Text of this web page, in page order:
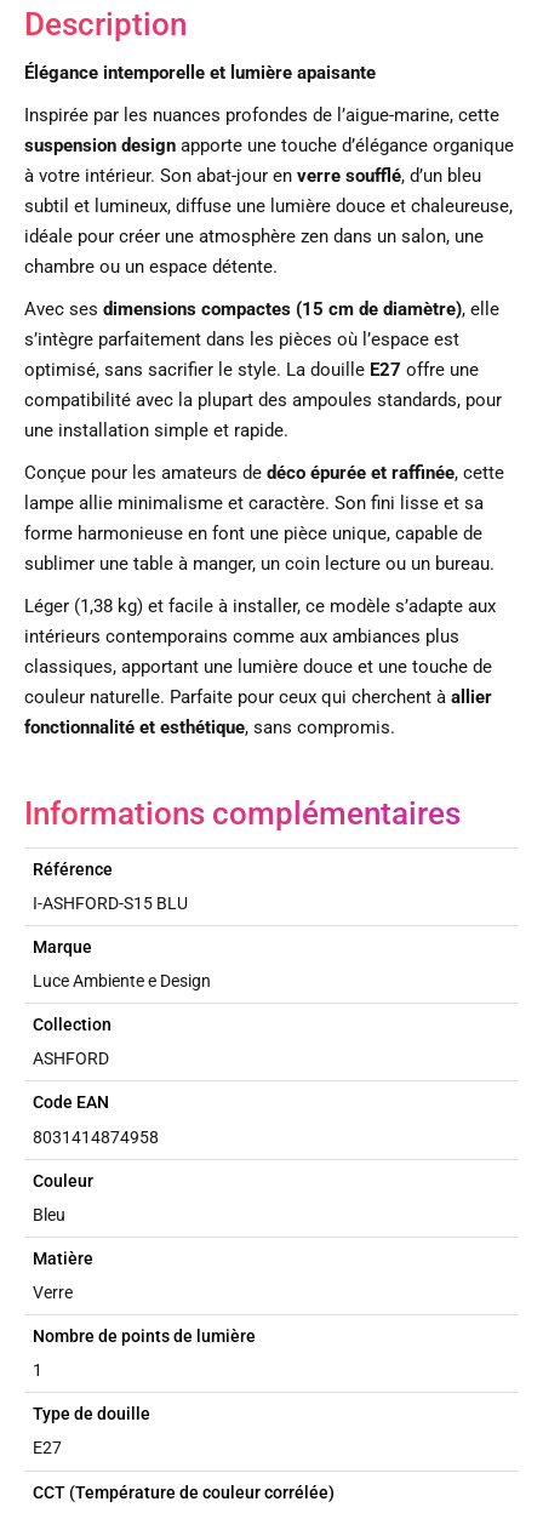
Description
Élégance intemporelle et lumière apaisante
Inspirée par les nuances profondes de l’aigue-marine, cette
suspension design apporte une touche d’élégance organique
à votre intérieur. Son abat-jour en verre soufflé, d’un bleu
subtil et lumineux, diffuse une lumière douce et chaleureuse,
idéale pour créer une atmosphère zen dans un salon, une
chambre ou un espace détente.
Avec ses dimensions compactes (15 cm de diamètre), elle
s’intègre parfaitement dans les pièces où l’espace est
optimisé, sans sacrifier le style. La douille E27 offre une
compatibilité avec la plupart des ampoules standards, pour
une installation simple et rapide.
Conçue pour les amateurs de déco épurée et raffinée, cette
lampe allie minimalisme et caractère. Son fini lisse et sa
forme harmonieuse en font une pièce unique, capable de
sublimer une table à manger, un coin lecture ou un bureau.
Léger (1,38 kg) et facile à installer, ce modèle s’adapte aux
intérieurs contemporains comme aux ambiances plus
classiques, apportant une lumière douce et une touche de
couleur naturelle. Parfaite pour ceux qui cherchent à allier
fonctionnalité et esthétique, sans compromis.
Informations complémentaires
Référence
I-ASHFORD-S15 BLU
Marque
Luce Ambiente e Design
Collection
ASHFORD
Code EAN
8031414874958
Couleur
Bleu
Matière
Verre
Nombre de points de lumière
1
Type de douille
E27
CCT (Température de couleur corrélée)